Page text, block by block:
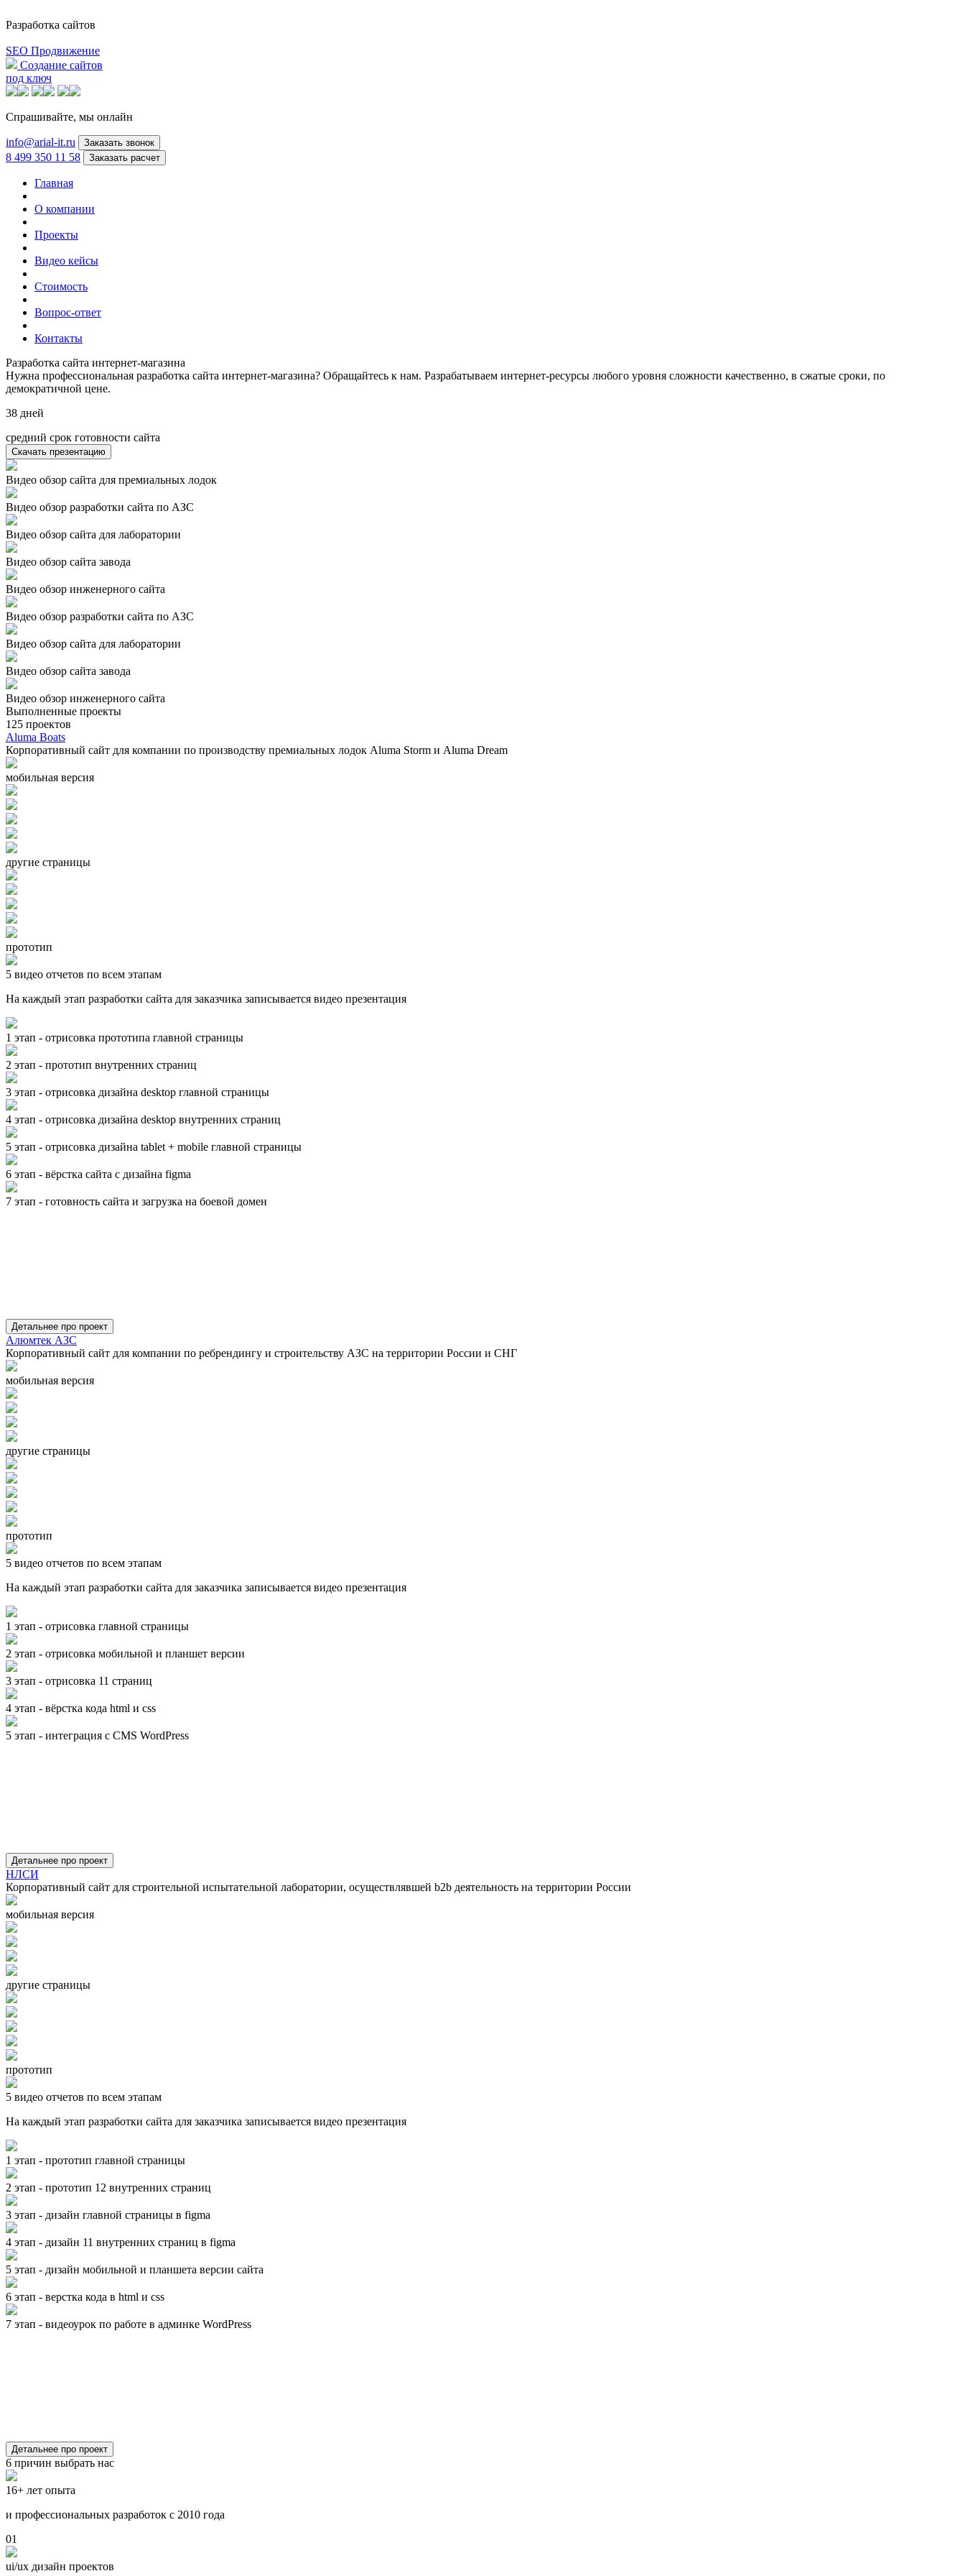
Разработка сайтов
SEO Продвижение
Создание сайтов
под ключ
Спрашивайте, мы онлайн
info@arial-it.ru Заказать звонок
8 499 350 11 58 Заказать расчет
Главная
О компании
Проекты
Видео кейсы
Стоимость
Вопрос-ответ
Контакты
Разработка сайта интернет-магазина
Нужна профессиональная разработка сайта интернет-магазина? Обращайтесь к нам. Разрабатываем интернет-ресурсы любого уровня сложности качественно, в сжатые сроки, по
демократичной цене.
38 дней
средний срок готовности сайта
Скачать презентацию
Видео обзор сайта для премиальных лодок
Видео обзор разработки сайта по АЗС
Видео обзор сайта для лаборатории
Видео обзор сайта завода
Видео обзор инженерного сайта
Видео обзор разработки сайта по АЗС
Видео обзор сайта для лаборатории
Видео обзор сайта завода
Видео обзор инженерного сайта
Выполненные проекты
125 проектов
Aluma Boats
Корпоративный сайт для компании по производству премиальных лодок Aluma Storm и Aluma Dream
мобильная версия
другие страницы
прототип
5 видео отчетов по всем этапам
На каждый этап разработки сайта для заказчика записывается видео презентация
1 этап - отрисовка прототипа главной страницы
2 этап - прототип внутренних страниц
3 этап - отрисовка дизайна desktop главной страницы
4 этап - отрисовка дизайна desktop внутренних страниц
5 этап - отрисовка дизайна tablet + mobile главной страницы
6 этап - вёрстка сайта с дизайна figma
7 этап - готовность сайта и загрузка на боевой домен
Детальнее про проект
Алюмтек АЗС
Корпоративный сайт для компании по ребрендингу и строительству АЗС на территории России и СНГ
мобильная версия
другие страницы
прототип
5 видео отчетов по всем этапам
На каждый этап разработки сайта для заказчика записывается видео презентация
1 этап - отрисовка главной страницы
2 этап - отрисовка мобильной и планшет версии
3 этап - отрисовка 11 страниц
4 этап - вёрстка кода html и css
5 этап - интеграция с CMS WordPress
Детальнее про проект
НЛСИ
Корпоративный сайт для строительной испытательной лаборатории, осуществлявшей b2b деятельность на территории России
мобильная версия
другие страницы
прототип
5 видео отчетов по всем этапам
На каждый этап разработки сайта для заказчика записывается видео презентация
1 этап - прототип главной страницы
2 этап - прототип 12 внутренних страниц
3 этап - дизайн главной страницы в figma
4 этап - дизайн 11 внутренних страниц в figma
5 этап - дизайн мобильной и планшета версии сайта
6 этап - верстка кода в html и css
7 этап - видеоурок по работе в админке WordPress
Детальнее про проект
6 причин выбрать нас
16+ лет опыта
и профессиональных разработок с 2010 года
01
ui/ux дизайн проектов